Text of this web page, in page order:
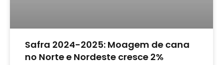
Safra 2024-2025: Moagem de cana
no Norte e Nordeste cresce 2%